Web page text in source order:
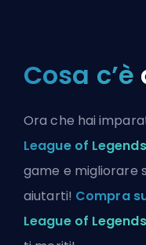
Cosa c’è
Ora che hai
League of Legends
game e migliorare
aiutarti! Compra
League of Legends